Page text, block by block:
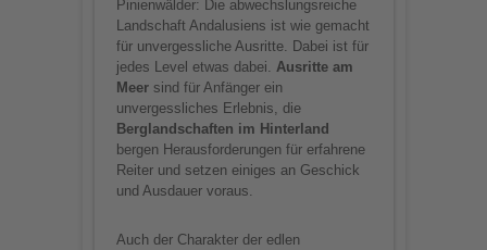
Pinienwälder: Die abwechslungsreiche
Landschaft Andalusiens ist wie gemacht
für unvergessliche Ausritte. Dabei ist für
jedes Level etwas dabei. Ausritte am
Meersind für Anfänger ein
unvergessliches Erlebnis, die
Berglandschaften im Hinterland
bergen Herausforderungen für erfahrene
Reiter und setzen einiges an Geschick
und Ausdauer voraus.
Auch der Charakter der edlen